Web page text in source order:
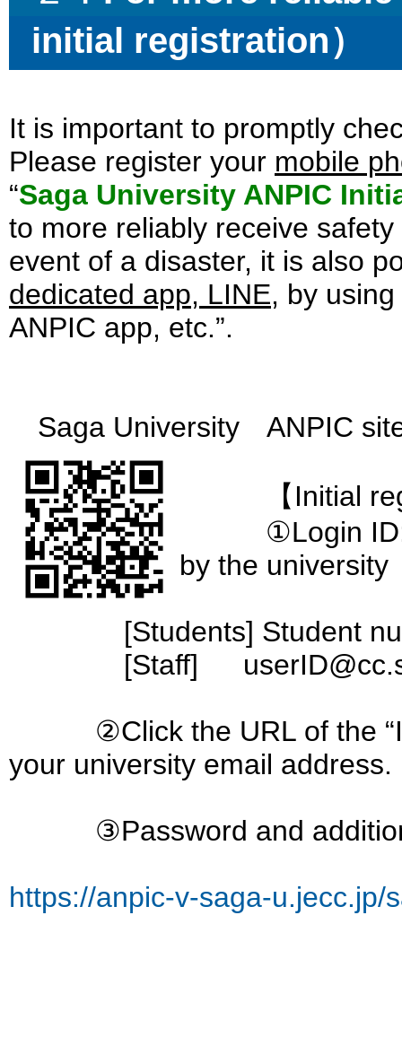
initial registration）
It is important to promptly
Please register your mobile
“Saga University ANPIC
to more reliably receive
event of a disaster, it is also
dedicated app, LINE, by
ANPIC app, etc.”.
Saga University ANPIC
【Initial
①Login ID:
by the university
[Students] Student
[Staff]
②Click the URL of the
your university email address.
③Password and
https://anpic-v-saga-u.jecc.jp/